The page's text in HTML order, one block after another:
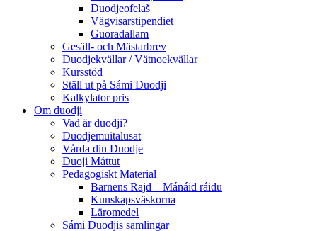
Duodjeofelaš
Vägvisarstipendiet
Guoradallam
Gesäll- och Mästarbrev
Duodjekvällar / Vätnoekvällar
Kursstöd
Ställ ut på Sámi Duodji
Kalkylator pris
Om duodji
Vad är duodji?
Duodjemuitalusat
Vårda din Duodje
Duoji Máttut
Pedagogiskt Material
Barnens Rajd – Mánáid ráidu
Kunskapsväskorna
Läromedel
Sámi Duodjis samlingar